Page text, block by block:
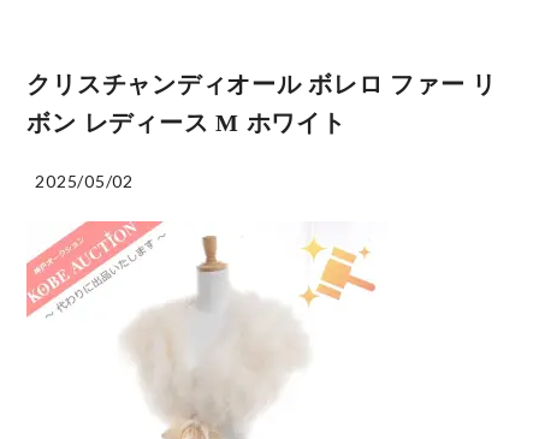
クリスチャンディオール ボレロ ファー リ
ボン レディース M ホワイト
2025/05/02